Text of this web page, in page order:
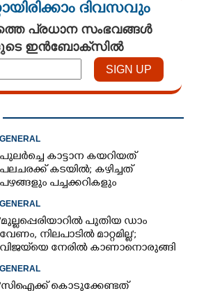
ദിവസവും
പ്രധാന സംഭവങ്ങൾ
ഇൻബോക്സിൽ
GENERAL
പുലർച്ചെ കാട്ടാന കയറിയത്
പലചരക്ക് കടയിൽ; കഴിച്ചത്
പഴങ്ങളും പച്ചക്കറികളും
GENERAL
'മുല്ലപ്പെരിയാറിൽ പുതിയ ഡാം
വേണം, നിലപാടിൽ മാറ്റമില്ല';
വിജയ്‌യെ നേരിൽ കാണാനൊരുങ്ങി
കേരള സർക്കാർ
GENERAL
'സിഐക്ക് കൊടുക്കേണ്ടത്